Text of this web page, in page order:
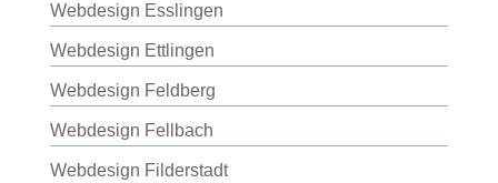
Webdesign Esslingen
Webdesign Ettlingen
Webdesign Feldberg
Webdesign Fellbach
Webdesign Filderstadt